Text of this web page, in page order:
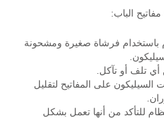
الباب:
باستخدام فرشاة صغيرة ومشحونة
تلف أو تآكل.
على المفاتيح لتقليل
للتأكد من أنها تعمل بشكل